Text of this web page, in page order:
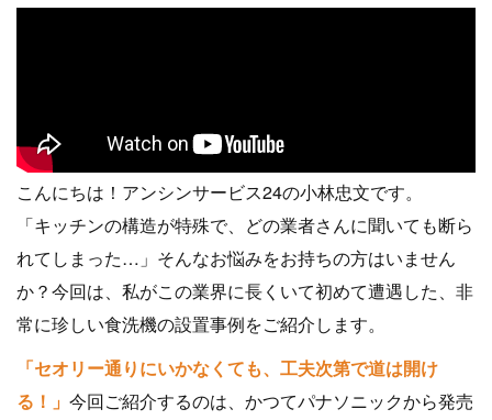
こんにちは！アンシンサービス24の小林忠文です。
「キッチンの構造が特殊で、どの業者さんに聞いても断ら
れてしまった…」そんなお悩みをお持ちの方はいません
か？今回は、私がこの業界に長くいて初めて遭遇した、非
常に珍しい食洗機の設置事例をご紹介します。
「セオリー通りにいかなくても、工夫次第で道は開け
る！」 今回ご紹介するのは、かつてパナソニックから発売